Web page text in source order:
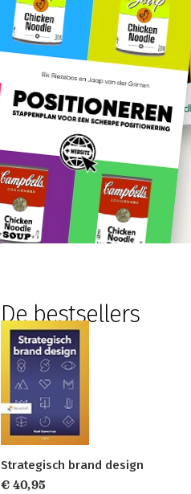
De bestsellers
Strategisch brand design
€ 40,95